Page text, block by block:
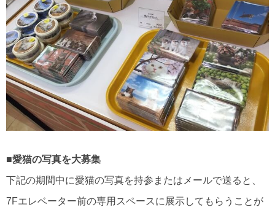
■愛猫の写真を大募集
下記の期間中に愛猫の写真を持参またはメールで送ると、
7Fエレベーター前の専用スペースに展示してもらうことが